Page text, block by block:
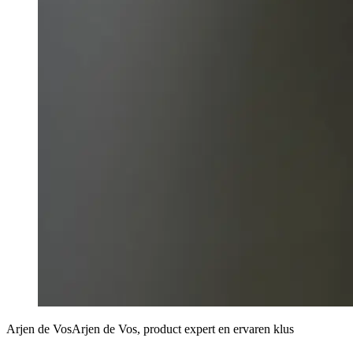
Arjen de VosArjen de Vos, product expert en ervaren klus